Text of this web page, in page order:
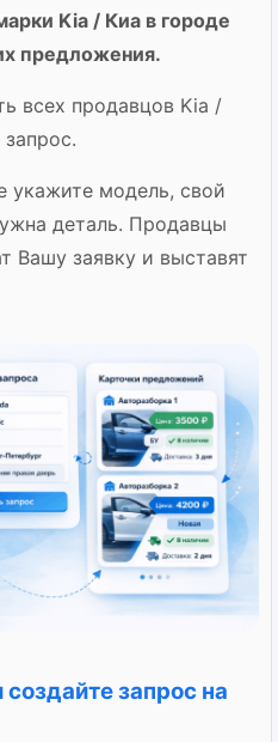
Kia / Киа в городе
предложения.
всех продавцов Kia /
укажите модель, свой
деталь. Продавцы
Вашу заявку и выставят
запрос на